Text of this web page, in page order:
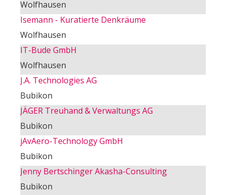
Wolfhausen
Isemann - Kuratierte Denkräume
Wolfhausen
IT-Bude GmbH
Wolfhausen
J.A. Technologies AG
Bubikon
JÄGER Treuhand & Verwaltungs AG
Bubikon
jAvAero-Technology GmbH
Bubikon
Jenny Bertschinger Akasha-Consulting
Bubikon